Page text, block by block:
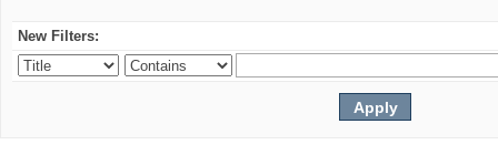
New Filters: